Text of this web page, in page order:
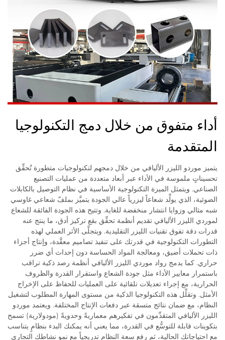
أداء متفوق من خلال دمج التكنولوجيا
المتقدمة
يتميز موردو الليزر الأليافي من خلال دمجهم لتكنولوجيات متطورة تُحقِّق
تحسيناتٍ ملموسة في الأداء عبر أبعاد متعددة من عمليات التصنيع
الصناعي. ويتمثل الميزة التكنولوجية الأساسية في نظام التوصيل بالكابلات
الضوئية، الذي يولِّد شعاعاً ليزرياً عالي الجودة يتميَّز بملفّ شعاعي غاوسي
شبه مثالي وزوايا انتشار منخفضة للغاية. وتتيح هذه الجودة الفائقة للشعاع
لموردي الليزر الأليافي تقديم أنظمة تحقِّق بقع تركيز أدق، ما ينتج عنه
قدرات دقة تفوق تقنيات الليزر التقليدية. ويتجلَّى الأثر العملي لهذه
التطورات التكنولوجية في قدرتك على تنفيذ تصاميم معقَّدة، وإنتاج أجزاء
ذات تحملات أضيق، ومعالجة المواد الحساسة دون إحداث أي ضرر
حراري. كما يدمج رواد موردي الليزر الأليافي أنظمة رصد ذكية تراقب
باستمرار معايير الأداء مثل جودة الشعاع واستقرار القدرة والظروف
الحرارية، مع إجراء تعديلات تلقائية على العمليات للحفاظ على الإخراج
الأمثل. وتقلِّل هذه التكنولوجيا الذكية من مستوى المهارة المطلوب لتشغيل
النظام، مع ضمان نتائج متسقة عبر دفعات الإنتاج المختلفة. ويعتمد موردو
الليزر الأليافي المتقدِّمون في تفكيرهم معماريةً وحدويةً (مودولارية) تسمح
بتكوينات قابلة للتوسُّع في القدرة، مما يعني أنه يمكنك البدء بنظامٍ يتناسب
مع احتياجاتك الحالية، ثم رفع سعة النظام تدريجياً مع نمو نشاطك التجاري